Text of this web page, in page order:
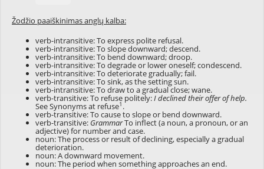
Žodžio paaiškinimas anglų kalba:
verb-intransitive: To express polite refusal.
verb-intransitive: To slope downward; descend.
verb-intransitive: To bend downward; droop.
verb-intransitive: To degrade or lower oneself; condescend.
verb-intransitive: To deteriorate gradually; fail.
verb-intransitive: To sink, as the setting sun.
verb-intransitive: To draw to a gradual close; wane.
verb-transitive: To refuse politely:I declined their offer of help.
See Synonyms at refuse1 .
verb-transitive: To cause to slope or bend downward.
verb-transitive: GrammarTo inflect (a noun, a pronoun, or an
adjective) for number and case.
noun: The process or result of declining, especially a gradual
deterioration.
noun: A downward movement.
noun: The period when something approaches an end.